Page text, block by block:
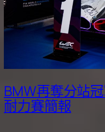
BMW再奪分站
耐力賽簡報